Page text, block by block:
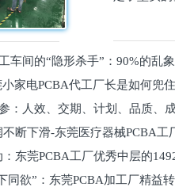
车间的“隐形杀手”：90%的乱
家电PCBA代工厂长是如何兜
：人效、交期、计划、品质
断下滑-东莞医疗器械PCBA工
东莞PCBA工厂优秀中层的
同欲”：东莞PCBA加工厂精益